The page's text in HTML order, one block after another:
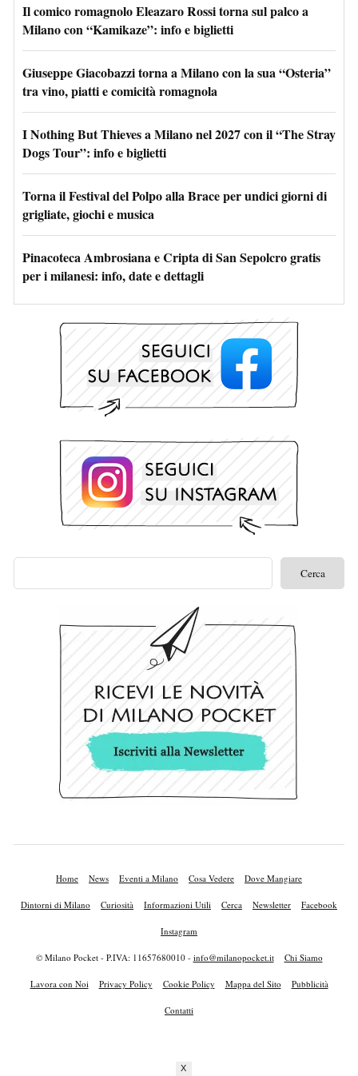
Il comico romagnolo Eleazaro Rossi torna sul palco a
Milano con “Kamikaze”: info e biglietti
Giuseppe Giacobazzi torna a Milano con la sua “Osteria”
tra vino, piatti e comicità romagnola
I Nothing But Thieves a Milano nel 2027 con il “The Stray
Dogs Tour”: info e biglietti
Torna il Festival del Polpo alla Brace per undici giorni di
grigliate, giochi e musica
Pinacoteca Ambrosiana e Cripta di San Sepolcro gratis
per i milanesi: info, date e dettagli
Home News Eventi a Milano Cosa Vedere Dove Mangiare
Dintorni di Milano Curiosità Informazioni Utili Cerca Newsletter Facebook
Instagram
© Milano Pocket - P.IVA: 11657680010 - info@milanopocket.it Chi Siamo
Lavora con Noi Privacy Policy Cookie Policy Mappa del Sito Pubblicità
Contatti
X